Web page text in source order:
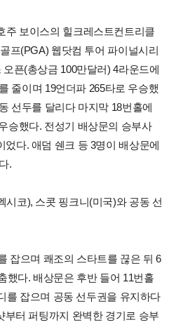
주 보이스의 힐크레스트컨트리클
프(PGA) 웹닷컴 투어 파이널시리
픈(총상금 100만달러) 4라운드에
줄이며 19언더파 265타로 우승했
선두를 달리다 마지막 18번홀에
승했다. 전성기 배상문의 승부사
었다. 애덤 쉔크 등 3명이 배상문에
.
시코), 스콧 핑크니(미국)와 공동 선
잡으며 쾌조의 스타트를 끊은 뒤 6
했다. 배상문은 후반 들어 11번홀
를 잡으며 공동 선두권을 유지하다
부터 퍼팅까지 완벽한 경기로 승부